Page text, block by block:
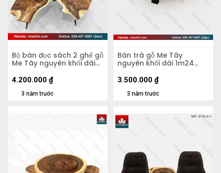
Bộ bàn đọc sách 2 ghế gỗ
Me Tây nguyên khối dài
dày 7 (cm)
3 năm trước
4.200.000 ₫
Bàn trà gỗ Me Tây
nguyên khối dài 1m24
dày 7cm
3 năm trước
3.500.000 ₫